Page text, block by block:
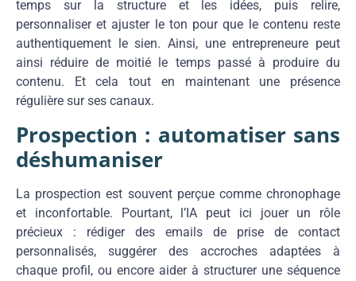
temps sur la structure et les idées, puis relire,
personnaliser et ajuster le ton pour que le contenu reste
authentiquement le sien. Ainsi, une entrepreneure peut
ainsi réduire de moitié le temps passé à produire du
contenu. Et cela tout en maintenant une présence
régulière sur ses canaux.
Prospection : automatiser sans
déshumaniser
La prospection est souvent perçue comme chronophage
et inconfortable. Pourtant, l’IA peut ici jouer un rôle
précieux : rédiger des emails de prise de contact
personnalisés, suggérer des accroches adaptées à
chaque profil, ou encore aider à structurer une séquence